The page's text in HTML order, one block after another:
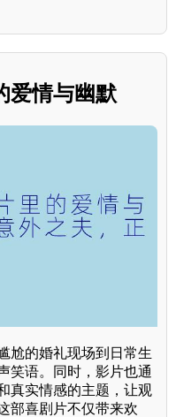
爱情与幽默
尬的婚礼现场到日常生
笑语。同时，影片也通
真实情感的主题，让观
部喜剧片不仅带来欢